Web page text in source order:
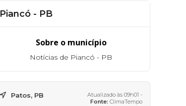
Piancó - PB
Sobre o município
Notícias de Piancó - PB
Patos, PB
Atualizado às 09h01 -
Fonte: ClimaTempo